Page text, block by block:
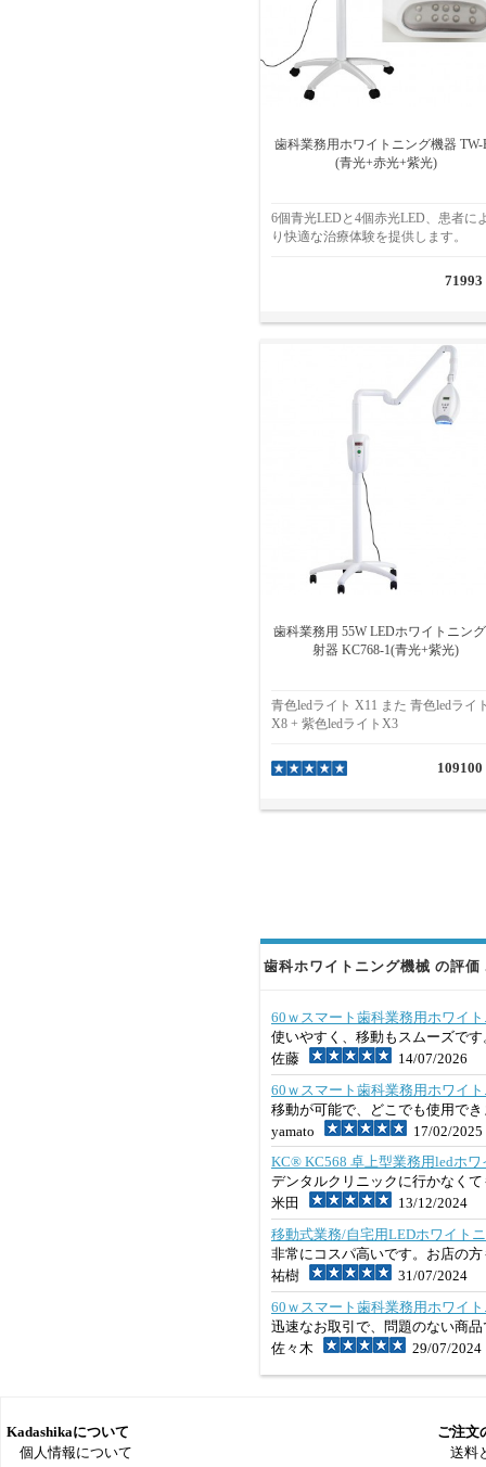
歯科業務用ホワイトニング機器 TW-
(青光+赤光+紫光)
6個青光LEDと4個赤光LED、患者に
り快適な治療体験を提供します。
71993
歯科業務用 55W LEDホワイトニン
射器 KC768-1(青光+紫光)
青色ledライト X11 また 青色ledライ
X8 + 紫色ledライトX3
109100
歯科ホワイトニング機械 の評価
60ｗスマート歯科業務用ホワイ
使いやすく、移動もスムーズで
佐藤
14/07/2026
60ｗスマート歯科業務用ホワイ
移動が可能で、どこでも使用で
yamato
17/02/2025
KC® KC568 卓上型業務用ledホ
デンタルクリニックに行かなく
米田
13/12/2024
移動式業務/自宅用LEDホワイト
非常にコスパ高いです。お店の
祐樹
31/07/2024
60ｗスマート歯科業務用ホワイ
迅速なお取引で、問題のない商
佐々木
29/07/2024
Kadashikaについて
個人情報について
ご注文
送料